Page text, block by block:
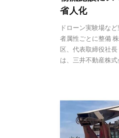
省人化
ドローン実験場な
者属性ごとに整備
区、代表取締役社長
は、三井不動産株